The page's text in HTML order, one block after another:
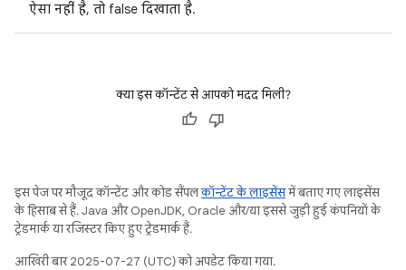
ऐसा नहीं है, तो false दिखाता है.
क्या इस कॉन्टेंट से आपको मदद मिली?
इस पेज पर मौजूद कॉन्टेंट और कोड सैंपलकॉन्टेंट के लाइसेंसमें बताए गए लाइसेंस
के हिसाब से हैं. Java और OpenJDK, Oracle और/या इससे जुड़ी हुई कंपनियों के
ट्रेडमार्क या रजिस्टर किए हुए ट्रेडमार्क हैं.
आखिरी बार 2025-07-27 (UTC) को अपडेट किया गया.